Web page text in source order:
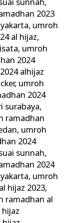
sunnah,
2023
, umroh
al hijaz,
, umroh
2024
alhijaz
, umroh
2024
surabaya,
ramadhan
, umroh
2024
sunnah,
2024
, umroh
hijaz 2023,
ramadhan al